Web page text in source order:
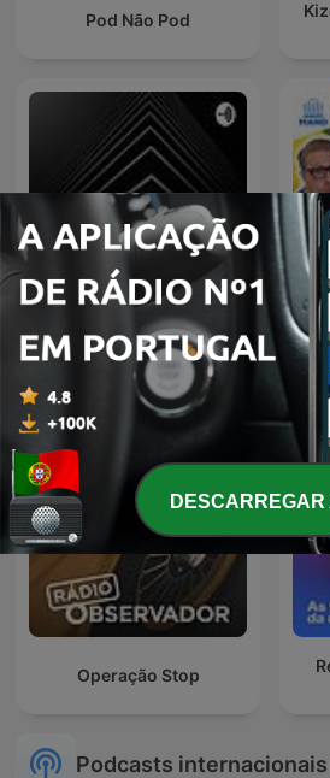
Pod Não Pod
E É, É ?
Operação Stop
Podcasts
DESCARREGAR